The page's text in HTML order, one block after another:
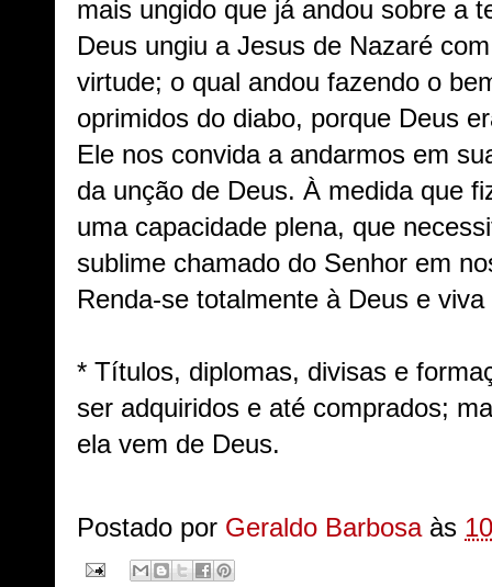
mais ungido que já andou sobre a
Deus ungiu a Jesus de Nazaré
virtude; o qual andou fazendo o
oprimidos do diabo, porque Deus
Ele nos convida a andarmos em
da unção de Deus. À medida que
uma capacidade plena, que
sublime chamado do Senhor em
Renda-se totalmente à Deus e
* Títulos, diplomas, divisas e
ser adquiridos e até comprados;
ela vem de Deus.
Postado por Geraldo Barbosa às